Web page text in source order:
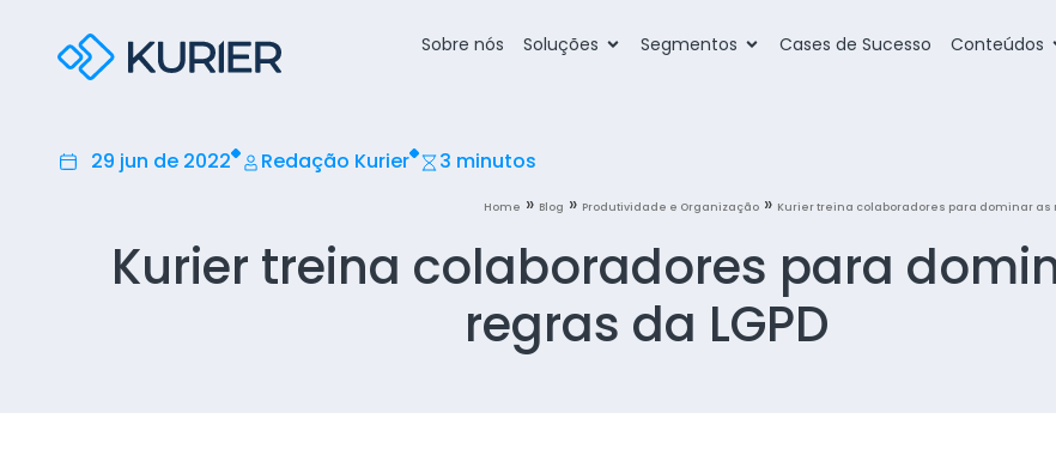
Sobre nós Soluções Segmentos Cases de Sucesso Conteúdos
29 jun de 2022 Redação Kurier 3 minutos
Home » Blog » Produtividade e Organização » Kurier treina colaboradores para dominar as
Kurier treina colaboradores para
regras da LGPD